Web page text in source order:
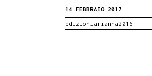
14 FEBBRAIO 2017
edizioniarianna2016